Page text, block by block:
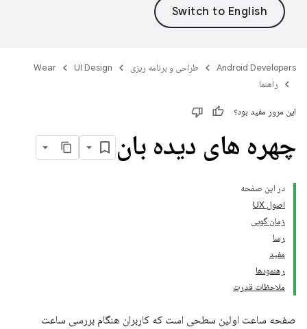
Android Developers طراحی و برنامه ریزی UI Design
Wear
راهنما
این مرور مفید بود؟
چهره های دیده بان
در این صفحه
اصول UX
زمان گویی
رسا
مفید
رهنمودها
ملاحظات قدرت
صفحه ساعت اولین سطحی است که کاربران هنگام بررسی ساعت